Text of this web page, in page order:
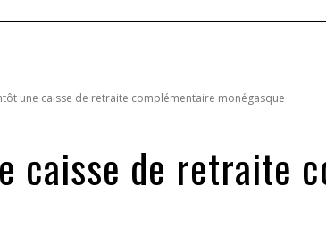
une caisse de retraite complémentaire monégasque
caisse de retraite